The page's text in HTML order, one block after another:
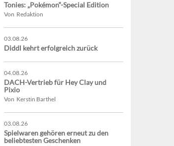
Tonies: „Pokémon“-Special Edition
Von Redaktion
03.08.26
Diddl kehrt erfolgreich zurück
04.08.26
DACH-Vertrieb für Hey Clay und
Pixio
Von Kerstin Barthel
03.08.26
Spielwaren gehören erneut zu den
beliebtesten Geschenken